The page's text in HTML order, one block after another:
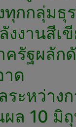
กกลุ่มธุ
งงานสีเ
ครัฐผลัก
าด
ะหว่างก
ผล 10 มิ